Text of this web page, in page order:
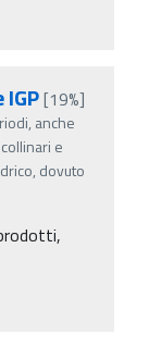
[19%]
anche
e
dovuto